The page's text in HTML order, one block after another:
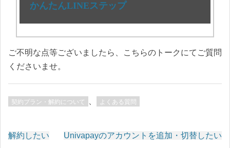
かんたんLINEステップ
ご不明な点等ございましたら、こちらのトークにてご質問
くださいませ。
契約プラン・解約について よくある質問
解約したい Univapayのアカウントを追加・切替したい